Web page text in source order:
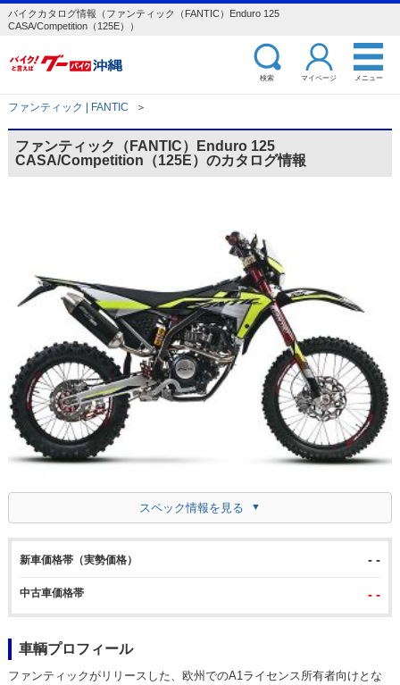
バイクカタログ情報（ファンティック（FANTIC）Enduro 125
CASA/Competition（125E））
検索 マイページ メニュー
ファンティック | FANTIC ＞
ファンティック（FANTIC）Enduro 125
CASA/Competition（125E）のカタログ情報
スペック情報を見る
新車価格帯（実勢価格） - -
中古車価格帯 - -
車輌プロフィール
ファンティックがリリースした、欧州でのA1ライセンス所有者向けとな